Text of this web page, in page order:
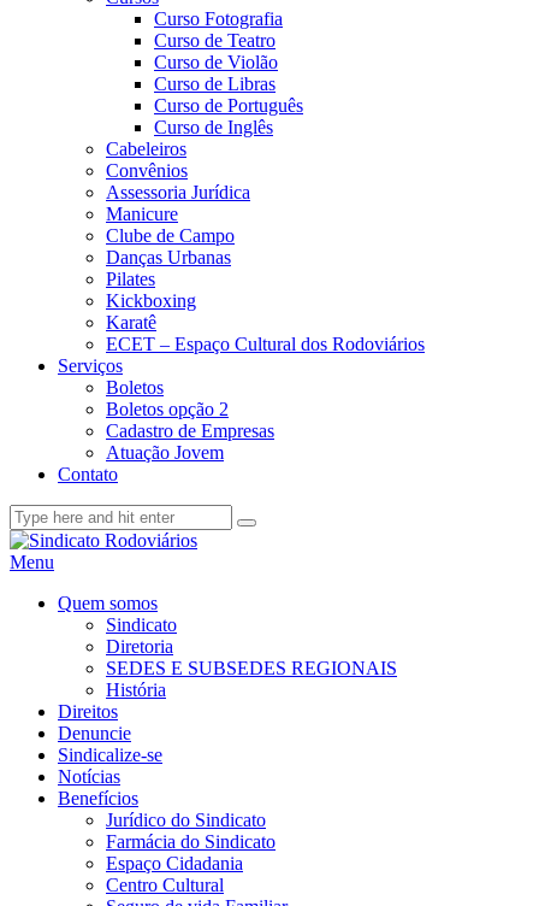
Curso Fotografia
Curso de Teatro
Curso de Violão
Curso de Libras
Curso de Português
Curso de Inglês
Cabeleiros
Convênios
Assessoria Jurídica
Manicure
Clube de Campo
Danças Urbanas
Pilates
Kickboxing
Karatê
ECET – Espaço Cultural dos Rodoviários
Serviços
Boletos
Boletos opção 2
Cadastro de Empresas
Atuação Jovem
Contato
Menu
Quem somos
Sindicato
Diretoria
SEDES E SUBSEDES REGIONAIS
História
Direitos
Denuncie
Sindicalize-se
Notícias
Benefícios
Jurídico do Sindicato
Farmácia do Sindicato
Espaço Cidadania
Centro Cultural